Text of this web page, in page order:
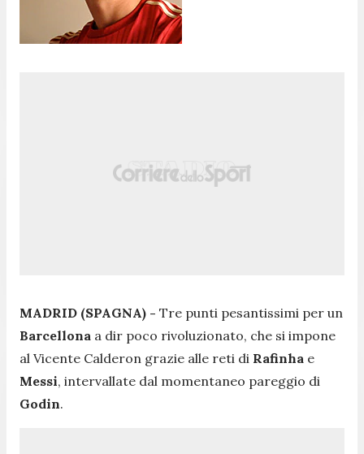
MADRID (SPAGNA) - Tre punti pesantissimi per un
Barcellona a dir poco rivoluzionato, che si impone
al Vicente Calderon grazie alle reti di Rafinha e
Messi, intervallate dal momentaneo pareggio di
Godin.